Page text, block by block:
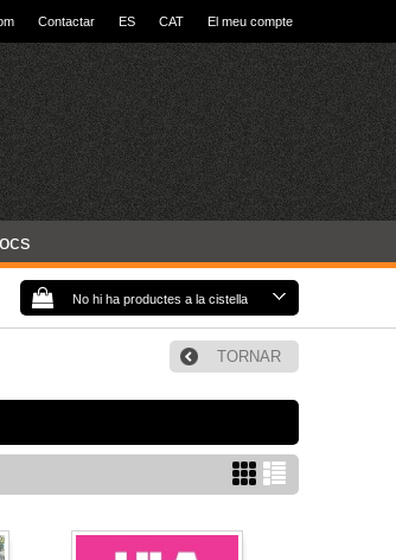
Contactar ES CAT El meu compte
No hi ha productes a la cistella
TORNAR